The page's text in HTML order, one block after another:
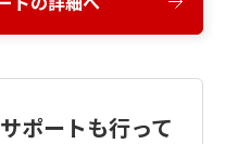
ポートも行って